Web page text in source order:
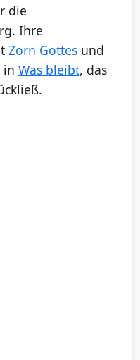
die
Ihre
Zorn Gottes und
in Was bleibt, das